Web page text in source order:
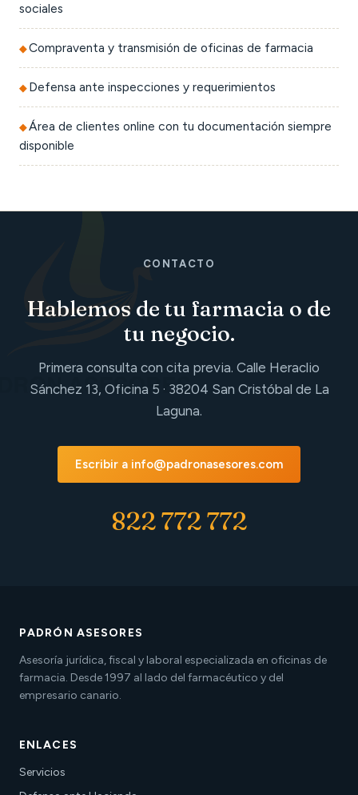
sociales
Compraventa y transmisión de oficinas de farmacia
Defensa ante inspecciones y requerimientos
Área de clientes online con tu documentación siempre
disponible
CONTACTO
Hablemos de tu farmacia o de
tu negocio.
Primera consulta con cita previa. Calle Heraclio
Sánchez 13, Oficina 5 · 38204 San Cristóbal de La
Laguna.
Escribir a info@padronasesores.com
822 772 772
PADRÓN ASESORES
Asesoría jurídica, fiscal y laboral especializada en oficinas de
farmacia. Desde 1997 al lado del farmacéutico y del
empresario canario.
ENLACES
Servicios